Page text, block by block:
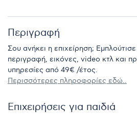
Περιγραφή
Σου ανήκει η επιχείρηση;
περιγραφή, εικόνες, video κτλ και
υπηρεσίες από 49€ /έτος.
Περισσότερες πληροφορίες εδώ..
Επιχειρήσεις για παιδιά